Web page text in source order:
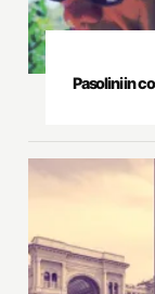
Pasolini in